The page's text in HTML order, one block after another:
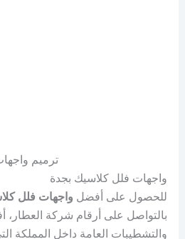
ترميم
واجهات فلل كلاسيك بجدة
للحصول على أفضل واجهات فلل
بالتواصل على أرقام شركة
والتشطيبات العامة داخل المملكة